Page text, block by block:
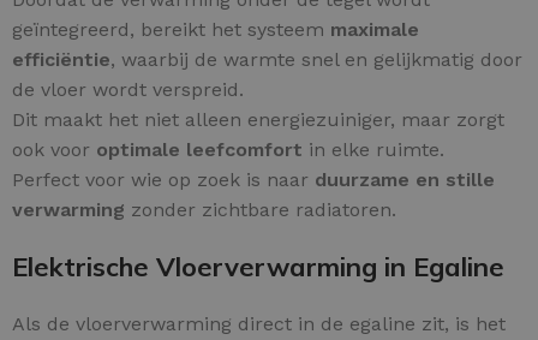
geïntegreerd, bereikt het systeem maximale
efficiëntie, waarbij de warmte snel en gelijkmatig door
de vloer wordt verspreid.
Dit maakt het niet alleen energiezuiniger, maar zorgt
ook voor optimale leefcomfort in elke ruimte.
Perfect voor wie op zoek is naar duurzame en stille
verwarming zonder zichtbare radiatoren.
Elektrische Vloerverwarming in Egaline
Als de vloerverwarming direct in de egaline zit, is het